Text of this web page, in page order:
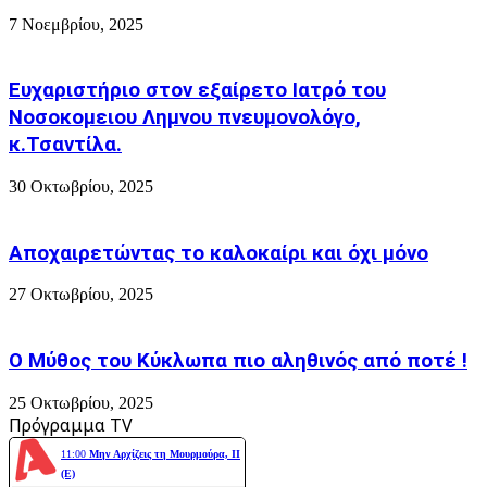
7 Νοεμβρίου, 2025
Ευχαριστήριο στον εξαίρετο Ιατρό του
Νοσοκομειου Λημνου πνευμονολόγο,
κ.Τσαντίλα.
30 Οκτωβρίου, 2025
Αποχαιρετώντας το καλοκαίρι και όχι μόνο
27 Οκτωβρίου, 2025
Ο Μύθος του Κύκλωπα πιο αληθινός από ποτέ !
25 Οκτωβρίου, 2025
Πρόγραμμα TV